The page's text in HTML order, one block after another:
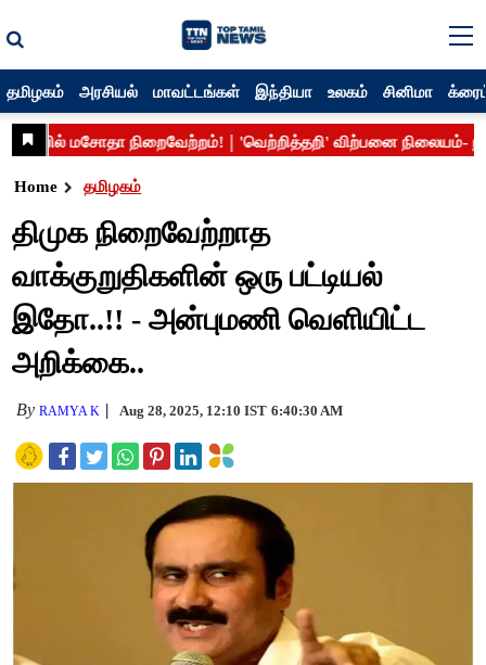
தமிழகம் அரசியல் மாவட்டங்கள் இந்தியா உலகம் சினிமா
Home தமிழகம்
திமுக நிறைவேற்றாத
வாக்குறுதிகளின் ஒரு பட்டியல்
இதோ..!! - அன்புமணி வெளியிட்ட
அறிக்கை..
ByRAMYA K Aug 28, 2025, 12:10 IST 6:40:30 AM